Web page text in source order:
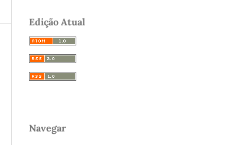
Edição Atual
Navegar